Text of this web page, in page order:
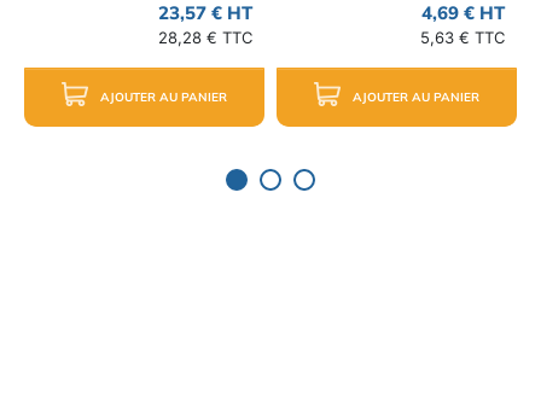
23,57 € HT
28,28 € TTC
AJOUTER AU PANIER
4,69 € HT
5,63 € TTC
AJOUTER AU PANIER